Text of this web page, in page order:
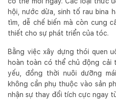
hội, nước dừa, sinh tố rau bina
tìm, dễ chế biến mà còn cung
thiết cho sự phát triển của tóc.
Bằng việc xây dựng thói quen
hoàn toàn có thể chủ động
yếu, đồng thời nuôi dưỡng
không cần phụ thuộc vào sản
nhận sự thay đổi tích cực ngay